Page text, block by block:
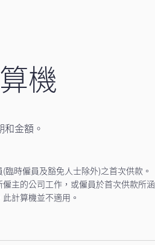
機
金額。
時僱員及豁免人士除外)之首次供款。
主的公司工作，或僱員於首次供款所涵
計算機並不適用。